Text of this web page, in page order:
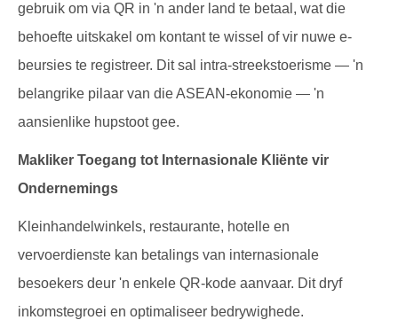
gebruik om via QR in 'n ander land te betaal, wat die
behoefte uitskakel om kontant te wissel of vir nuwe e-
beursies te registreer. Dit sal intra-streekstoerisme — 'n
belangrike pilaar van die ASEAN-ekonomie — 'n
aansienlike hupstoot gee.
Makliker Toegang tot Internasionale Kliënte vir
Ondernemings
Kleinhandelwinkels, restaurante, hotelle en
vervoerdienste kan betalings van internasionale
besoekers deur 'n enkele QR-kode aanvaar. Dit dryf
inkomstegroei en optimaliseer bedrywighede.